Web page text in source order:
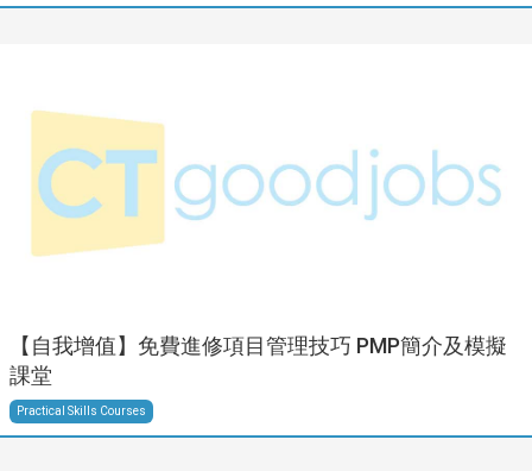
【自我增值】免費進修項目管理技巧 PMP簡介及模擬
課堂
Practical Skills Courses